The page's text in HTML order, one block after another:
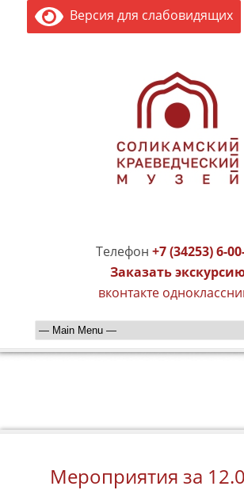
Версия для слабовидящих
Телефон +7 (34253) 6-
Заказать
вконтакте
Мероприятия за